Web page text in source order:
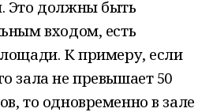
Это должны быть
входом, есть
К примеру, если
зала не превышает 50
то одновременно в зале